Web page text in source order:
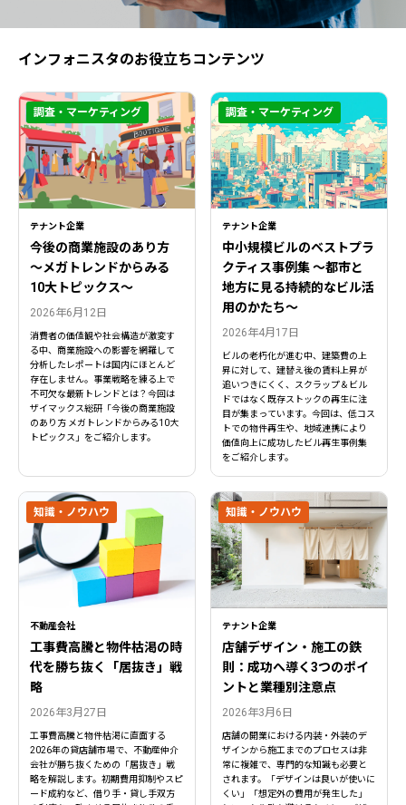
インフォニスタのお役立ちコンテンツ
テナント企業
今後の商業施設のあり方
〜メガトレンドからみる
10大トピックス〜
2026年6月12日
消費者の価値観や社会構造が激変す
る中、商業施設への影響を網羅して
分析したレポートは国内にほとんど
存在しません。事業戦略を練る上で
不可欠な最新トレンドとは？今回は
ザイマックス総研「今後の商業施設
のあり方 メガトレンドからみる10大
トピックス」をご紹介します。
調査・マーケティング
テナント企業
中小規模ビルのベストプラ
クティス事例集 ～都市と
地方に見る持続的なビル活
用のかたち～
2026年4月17日
ビルの老朽化が進む中、建築費の上
昇に対して、建替え後の賃料上昇が
追いつきにくく、スクラップ＆ビル
ドではなく既存ストックの再生に注
目が集まっています。今回は、低コス
トでの物件再生や、地域連携により
価値向上に成功したビル再生事例集
をご紹介します。
調査・マーケティング
不動産会社
工事費高騰と物件枯渇の時
代を勝ち抜く「居抜き」戦
略
2026年3月27日
工事費高騰と物件枯渇に直面する
2026年の貸店舗市場で、不動産仲介
会社が勝ち抜くための「居抜き」戦
略を解説します。初期費用抑制やスピ
ード成約など、借り手・貸し手双方
知識・ノウハウ
テナント企業
店舗デザイン・施工の鉄
則：成功へ導く3つのポイ
ントと業種別注意点
2026年3月6日
店舗の開業における内装・外装のデ
ザインから施工までのプロセスは非
常に複雑で、専門的な知識も必要と
されます。「デザインは良いが使いに
くい」「想定外の費用が発生した」
知識・ノウハウ